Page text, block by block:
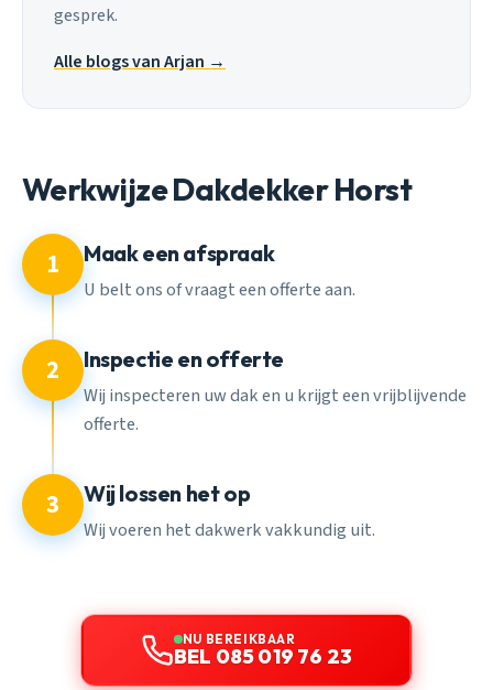
gesprek.
Alle blogs van Arjan →
Werkwijze Dakdekker Horst
1 Maak een afspraak
U belt ons of vraagt een offerte aan.
2 Inspectie en offerte
Wij inspecteren uw dak en u krijgt een vrijblijvende
offerte.
3 Wij lossen het op
Wij voeren het dakwerk vakkundig uit.
NU BEREIKBAAR
BEL 085 019 76 23